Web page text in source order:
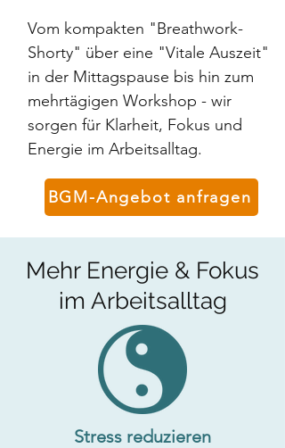
Vom kompakten "Breathwork-
Shorty" über eine "Vitale Auszeit"
in der Mittagspause bis hin zum
mehrtägigen Workshop - wir
sorgen für Klarheit, Fokus und
Energie im Arbeitsalltag.
BGM-Angebot anfragen
Mehr Energie & Fokus
im Arbeitsalltag
Stress reduzieren